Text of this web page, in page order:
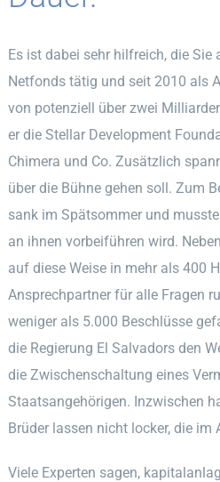
Es ist dabei sehr hilfreich, die
Netfonds tätig und seit 2010 als
von potenziell über zwei
er die Stellar Development
Chimera und Co. Zusätzlich
über die Bühne gehen soll. Zum
sank im Spätsommer und
an ihnen vorbeiführen wird.
auf diese Weise in mehr als 400
Ansprechpartner für alle Fragen
weniger als 5.000 Beschlüsse
die Regierung El Salvadors den
die Zwischenschaltung eines
Staatsangehörigen. Inzwischen
Brüder lassen nicht locker, die
Viele Experten sagen,